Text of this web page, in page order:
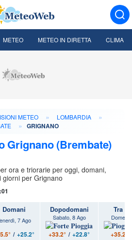
METEO METEO IN DIRETTA CLIMA
METEO » LOMBARDIA »
» GRIGNANO
Grignano (Brembate)
ora e triorarie per oggi, domani,
per Grignano
Domani
7 Ago
/ +25.2°
Dopodomani
Sabato, 8 Ago
+33.2° / +22.8°
Tra 3
+35.2°